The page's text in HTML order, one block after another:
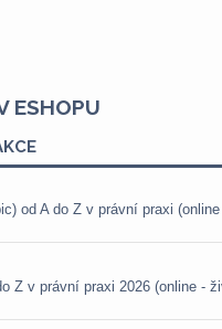
ESHOPU
od A do Z v právní praxi
Z v právní praxi 2026 (online -